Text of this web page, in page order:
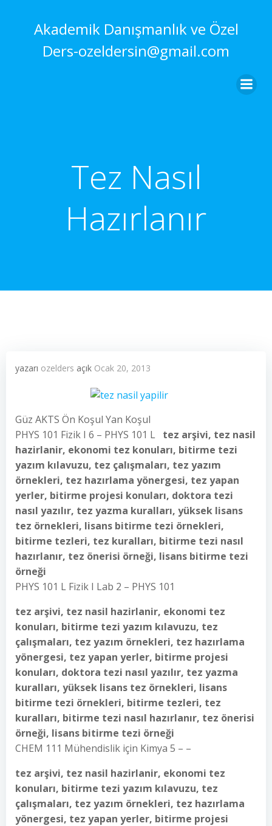
Akademik Danışmanlık ve Özel
Ders-ozeldersin@gmail.com
Tez Nasıl
Hazırlanır
yazarı ozelders açık Ocak 20, 2013
Güz AKTS Ön Koşul Yan Koşul
PHYS 101 Fizik I 6 – PHYS 101 L tez arşivi, tez nasil
hazirlanir, ekonomi tez konuları, bitirme tezi
yazım kılavuzu, tez çalışmaları, tez yazım
örnekleri, tez hazırlama yönergesi, tez yapan
yerler, bitirme projesi konuları, doktora tezi
nasıl yazılır, tez yazma kuralları, yüksek lisans
tez örnekleri, lisans bitirme tezi örnekleri,
bitirme tezleri, tez kuralları, bitirme tezi nasıl
hazırlanır, tez önerisi örneği, lisans bitirme tezi
örneği
PHYS 101 L Fizik I Lab 2 – PHYS 101
tez arşivi, tez nasil hazirlanir, ekonomi tez
konuları, bitirme tezi yazım kılavuzu, tez
çalışmaları, tez yazım örnekleri, tez hazırlama
yönergesi, tez yapan yerler, bitirme projesi
konuları, doktora tezi nasıl yazılır, tez yazma
kuralları, yüksek lisans tez örnekleri, lisans
bitirme tezi örnekleri, bitirme tezleri, tez
kuralları, bitirme tezi nasıl hazırlanır, tez önerisi
örneği, lisans bitirme tezi örneği
CHEM 111 Mühendislik için Kimya 5 – –
tez arşivi, tez nasil hazirlanir, ekonomi tez
konuları, bitirme tezi yazım kılavuzu, tez
çalışmaları, tez yazım örnekleri, tez hazırlama
yönergesi, tez yapan yerler, bitirme projesi